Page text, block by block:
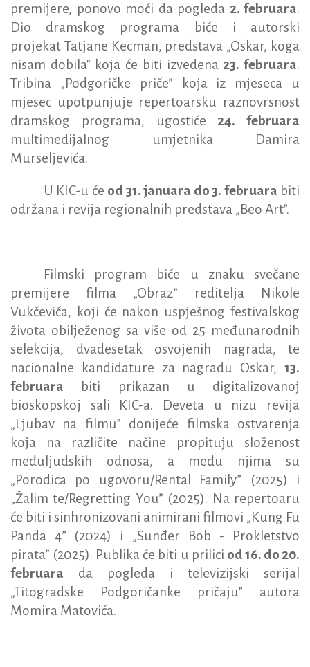
premijere, ponovo moći da pogleda 2. februara.
Dio dramskog programa biće i autorski
projekat Tatjane Kecman, predstava „Oskar, koga
nisam dobila" koja će biti izvedena 23. februara.
Tribina „Podgoričke priče” koja iz mjeseca u
mjesec upotpunjuje repertoarsku raznovrsnost
dramskog programa, ugostiće 24. februara
multimedijalnog umjetnika Damira
Murseljevića.
U KIC-u će od 31. januara do 3. februara biti
održana i revija regionalnih predstava „Beo Art".
Filmski program biće u znaku svečane
premijere filma „Obraz” reditelja Nikole
Vukčevića, koji će nakon uspješnog festivalskog
života obilježenog sa više od 25 međunarodnih
selekcija, dvadesetak osvojenih nagrada, te
nacionalne kandidature za nagradu Oskar,
13.
februara biti prikazan u digitalizovanoj
bioskopskoj sali KIC-a. Deveta u nizu revija
„Ljubav na filmu” donijeće filmska ostvarenja
koja na različite načine propituju složenost
međuljudskih odnosa, a među njima su
„Porodica po ugovoru/Rental Family” (2025) i
„Žalim te/Regretting You” (2025). Na repertoaru
će biti i sinhronizovani animirani filmovi „Kung Fu
Panda 4”
(2024) i „Sunđer Bob - Prokletstvo
pirata” (2025). Publika će biti u prilici od 16. do 20.
februara da pogleda i televizijski serijal
„Titogradske Podgoričanke pričaju” autora
Momira Matovića.